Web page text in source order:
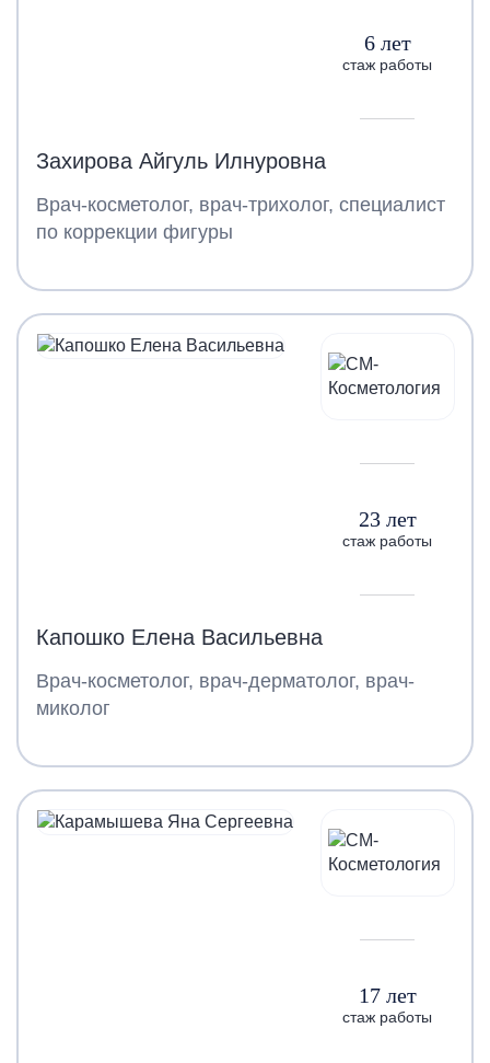
6 лет
стаж работы
Захирова Айгуль Илнуровна
Врач-косметолог, врач-трихолог, специалист
по коррекции фигуры
23 лет
стаж работы
Капошко Елена Васильевна
Врач-косметолог, врач-дерматолог, врач-
миколог
17 лет
стаж работы